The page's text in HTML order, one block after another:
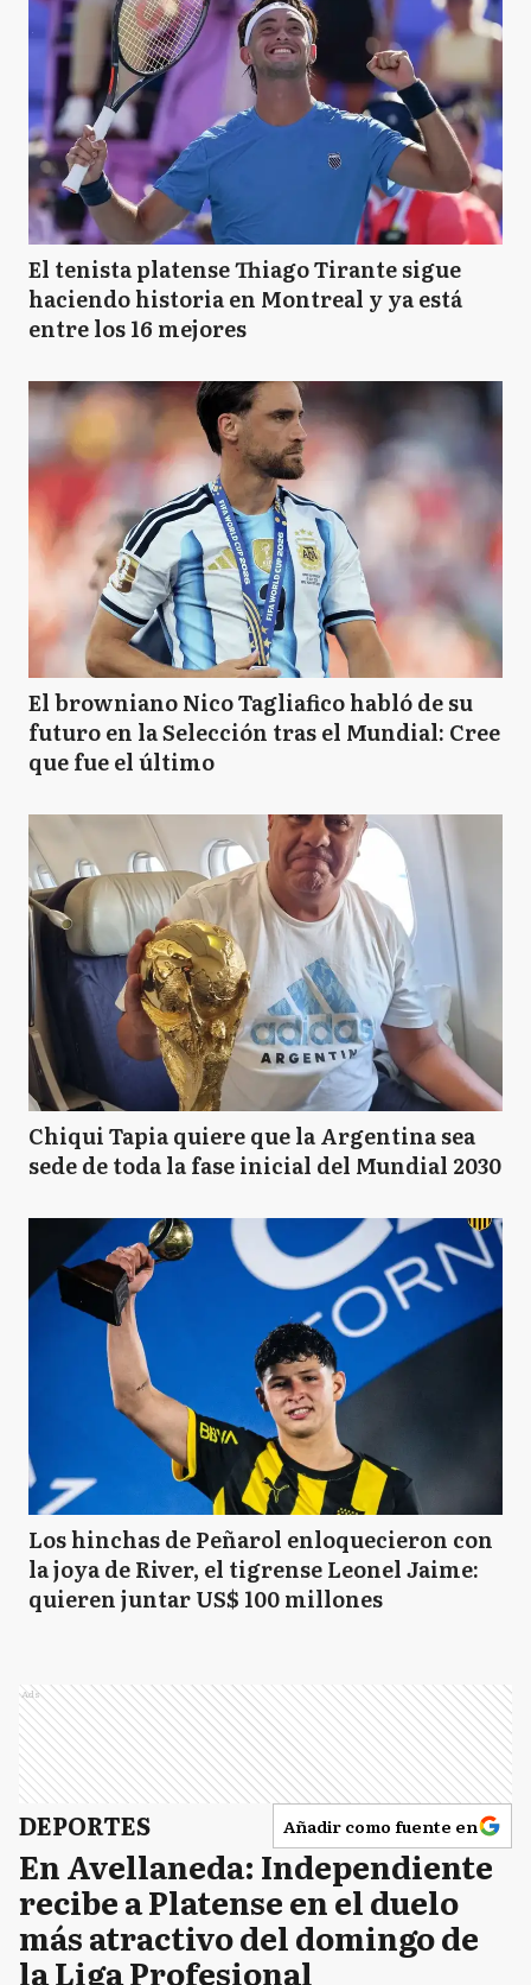
El tenista platense Thiago Tirante sigue
haciendo historia en Montreal y ya está
entre los 16 mejores
El browniano Nico Tagliafico habló de su
futuro en la Selección tras el Mundial: Cree
que fue el último
Chiqui Tapia quiere que la Argentina sea
sede de toda la fase inicial del Mundial 2030
Los hinchas de Peñarol enloquecieron con
la joya de River, el tigrense Leonel Jaime:
quieren juntar US$ 100 millones
Ads
DEPORTES Añadir como fuente en
En Avellaneda: Independiente
recibe a Platense en el duelo
más atractivo del domingo de
la Liga Profesional